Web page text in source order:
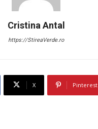
Cristina Antal
https://StireaVerde.ro
X Pinterest